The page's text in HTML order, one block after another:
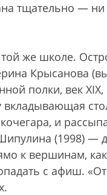
тщательно — ни
же школе.
Крысанова
полки, век
и
(1998) —
к вершинам, как
с афиш.